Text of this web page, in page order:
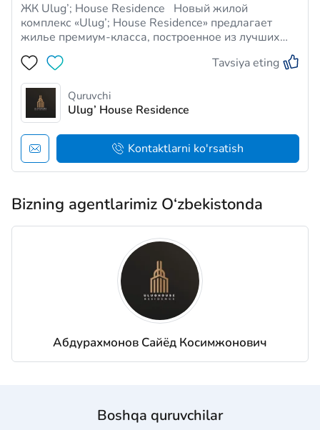
ЖК Ulug’; House Residence Новый жилой
комплекс «Ulug’; House Residence» предлагает
жилье премиум-класса, построенное из лучших
материалов по современным технологиям. 13 и 16
этажный дом с роскошным лобби и уютный двор с
фонтанами на территории, обеспечивают все
условия для безопасног…
Tavsiya eting
Quruvchi
Ulug’ House Residence
Kontaktlarni ko'rsatish
Bizning agentlarimiz O‘zbekistonda
Абдурахмонов Сайёд Косимжонович
Boshqa quruvchilar